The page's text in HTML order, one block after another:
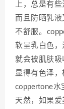
上，总是有
而且防晒乳
不舒服。
软呈乳白色
就会被肌肤
显得有色泽
coppertone
天然，如果